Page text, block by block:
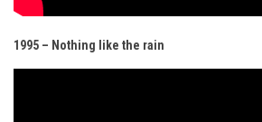
1995 – Nothing like the rain